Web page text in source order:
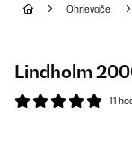
Ohrievače
Lindholm
11